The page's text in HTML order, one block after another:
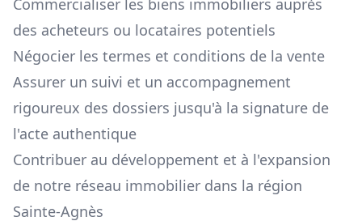
Commercialiser les biens immobiliers auprès
des acheteurs ou locataires potentiels
Négocier les termes et conditions de la vente
Assurer un suivi et un accompagnement
rigoureux des dossiers jusqu'à la signature de
l'acte authentique
Contribuer au développement et à l'expansion
de notre réseau immobilier dans la région
Sainte-Agnès